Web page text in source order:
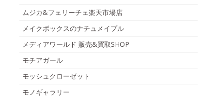
ムジカ&フェリーチェ楽天市場店
メイクボックスのナチュメイプル
メディアワールド 販売&買取SHOP
モチアガール
モッシュクローゼット
モノギャラリー